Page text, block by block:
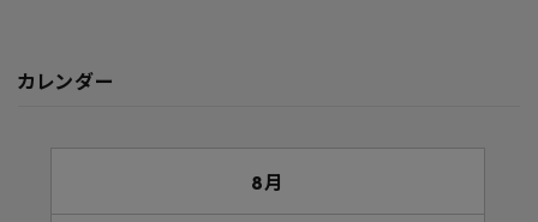
カレンダー
8月